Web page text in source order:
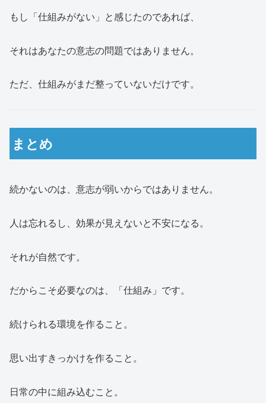
もし「仕組みがない」と感じたのであれば、
それはあなたの意志の問題ではありません。
ただ、仕組みがまだ整っていないだけです。
まとめ
続かないのは、意志が弱いからではありません。
人は忘れるし、効果が見えないと不安になる。
それが自然です。
だからこそ必要なのは、「仕組み」です。
続けられる環境を作ること。
思い出すきっかけを作ること。
日常の中に組み込むこと。